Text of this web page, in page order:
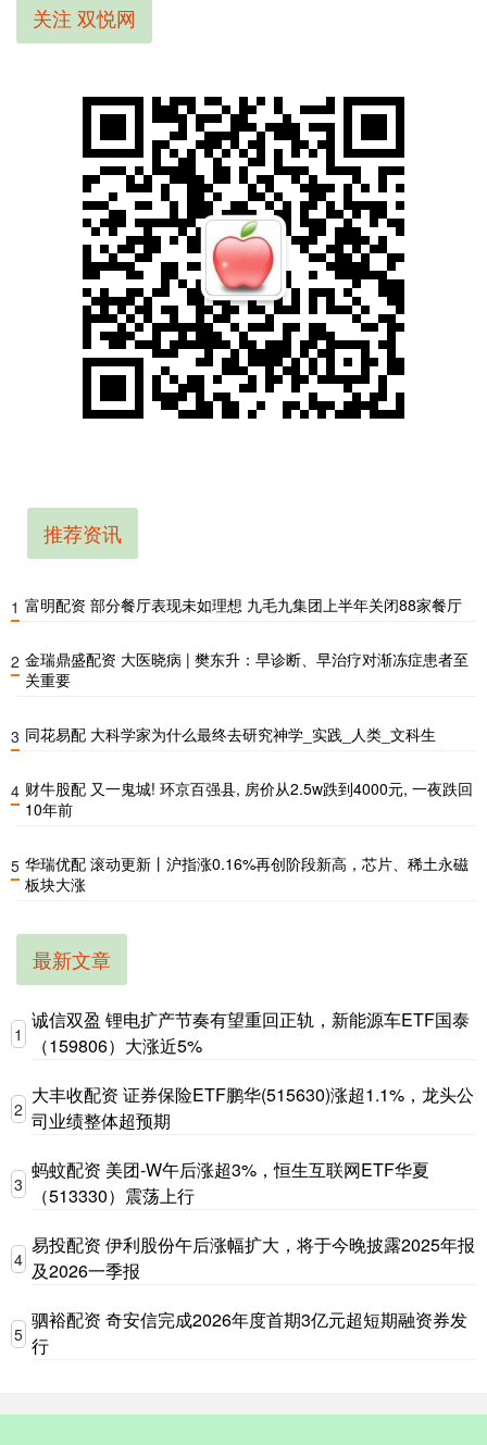
关注 双悦网
推荐资讯
1 富明配资 部分餐厅表现未如理想 九毛九集团上半年关闭88家餐厅
2 金瑞鼎盛配资 大医晓病 | 樊东升：早诊断、早治疗对渐冻症患者至
关重要
3 同花易配 大科学家为什么最终去研究神学_实践_人类_文科生
4 财牛股配 又一鬼城! 环京百强县, 房价从2.5w跌到4000元, 一夜跌回
10年前
5 华瑞优配 滚动更新丨沪指涨0.16%再创阶段新高，芯片、稀土永磁
板块大涨
最新文章
1
诚信双盈 锂电扩产节奏有望重回正轨，新能源车ETF国泰
（159806）大涨近5%
2
大丰收配资 证券保险ETF鹏华(515630)涨超1.1%，龙头公
司业绩整体超预期
3
蚂蚊配资 美团-W午后涨超3%，恒生互联网ETF华夏
（513330）震荡上行
4
易投配资 伊利股份午后涨幅扩大，将于今晚披露2025年报
及2026一季报
5
驷裕配资 奇安信完成2026年度首期3亿元超短期融资券发
行